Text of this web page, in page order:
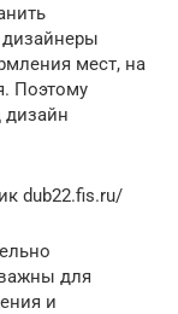
дизайнеры
мест, на
Поэтому
дизайн
dub22.fis.ru/
для
и